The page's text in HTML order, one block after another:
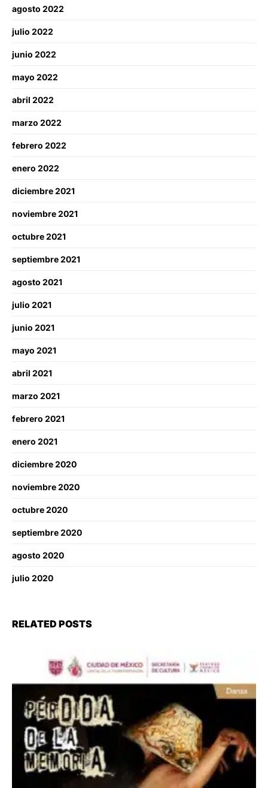
agosto 2022
julio 2022
junio 2022
mayo 2022
abril 2022
marzo 2022
febrero 2022
enero 2022
diciembre 2021
noviembre 2021
octubre 2021
septiembre 2021
agosto 2021
julio 2021
junio 2021
mayo 2021
abril 2021
marzo 2021
febrero 2021
enero 2021
diciembre 2020
noviembre 2020
octubre 2020
septiembre 2020
agosto 2020
julio 2020
RELATED POSTS